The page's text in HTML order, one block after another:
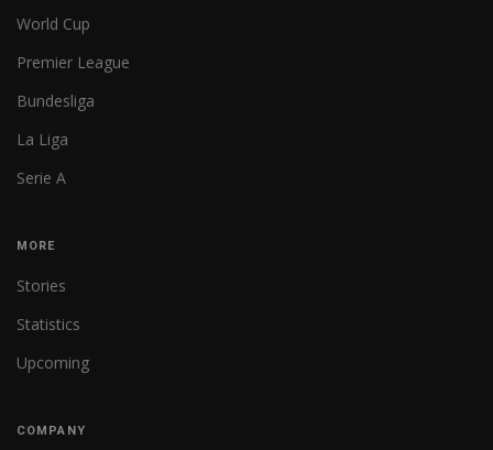
World Cup
Premier League
Bundesliga
La Liga
Serie A
MORE
Stories
Statistics
Upcoming
COMPANY